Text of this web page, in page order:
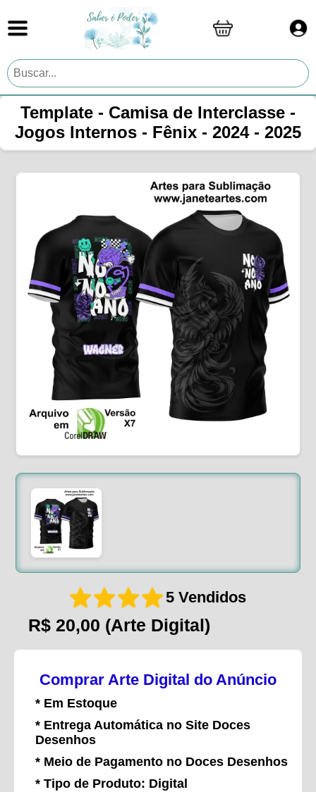
Template - Camisa de Interclasse -
Jogos Internos - Fênix - 2024 - 2025
5 Vendidos
R$ 20,00 (Arte Digital)
Comprar Arte Digital do Anúncio
* Em Estoque
* Entrega Automática no Site Doces
Desenhos
* Meio de Pagamento no Doces Desenhos
* Tipo de Produto: Digital